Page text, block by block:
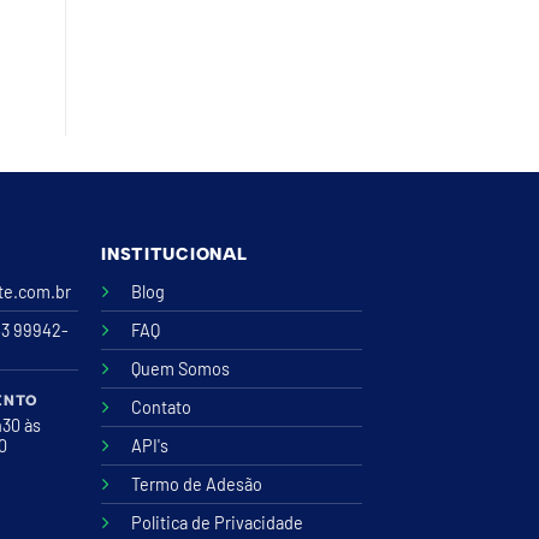
99942-
às
INSTITUCIONAL
Blog
FAQ
Quem Somos
Contato
API's
Termo de Adesão
Politica de Privacidade